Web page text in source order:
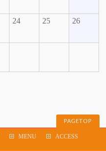
24 25 26
PAGETOP
MENU
ACCESS